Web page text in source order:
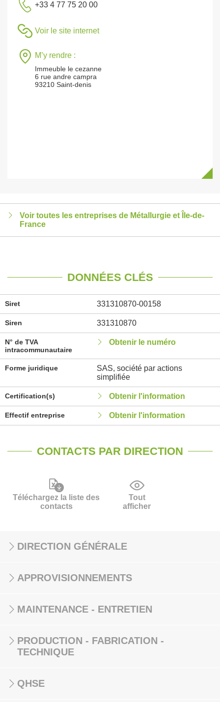
+33 4 77 75 20 00
Voir le site internet
M’y rendre :
Immeuble le cezanne
6 rue andre campra
93210 Saint-denis
Voir toutes les entreprises de Métallurgie et Île-de-
France
DONNÉES CLÉS
Siret 331310870-00158
Siren 331310870
N° de TVA
intracommunautaire
Obtenir le numéro
Forme juridique
SAS, société par actions
simplifiée
Certification(s) Obtenir l'information
Effectif entreprise Obtenir l'information
CONTACTS PAR DIRECTION
Téléchargez la liste des
contacts
Tout
afficher
DIRECTION GÉNÉRALE
APPROVISIONNEMENTS
MAINTENANCE - ENTRETIEN
PRODUCTION - FABRICATION -
TECHNIQUE
QHSE